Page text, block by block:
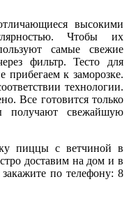
высокими
Чтобы их
самые свежие
фильтр. Тесто для
к заморозке.
технологии.
Все готовится только
получают свежайшую
пиццы с ветчиной в
доставим на дом и в
по телефону: 8